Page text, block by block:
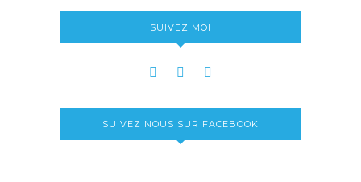
SUIVEZ MOI
SUIVEZ NOUS SUR FACEBOOK